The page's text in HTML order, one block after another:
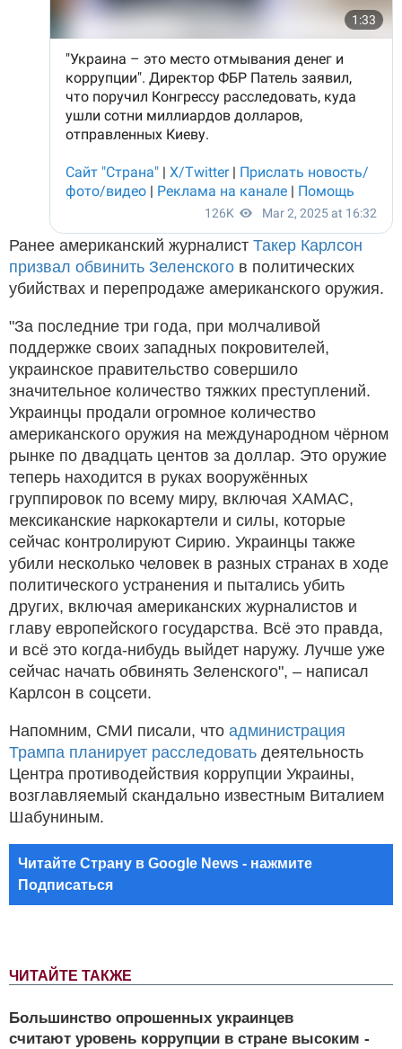
ЧИТАЙТЕ ТАКЖЕ
Большинство опрошенных украинцев
считают уровень коррупции в стране высоким -
Ранее американский журналист Такер Карлсон
призвал обвинить Зеленского в политических
убийствах и перепродаже американского оружия.
"За последние три года, при молчаливой
поддержке своих западных покровителей,
украинское правительство совершило
значительное количество тяжких преступлений.
Украинцы продали огромное количество
американского оружия на международном чёрном
рынке по двадцать центов за доллар. Это оружие
теперь находится в руках вооружённых
группировок по всему миру, включая ХАМАС,
мексиканские наркокартели и силы, которые
сейчас контролируют Сирию. Украинцы также
убили несколько человек в разных странах в ходе
политического устранения и пытались убить
других, включая американских журналистов и
главу европейского государства. Всё это правда,
и всё это когда-нибудь выйдет наружу. Лучше уже
сейчас начать обвинять Зеленского", – написал
Карлсон в соцсети.
Напомним, СМИ писали, что администрация
Трампа планирует расследовать деятельность
Центра противодействия коррупции Украины,
возглавляемый скандально известным Виталием
Шабуниным.
Читайте Страну в Google News - нажмите
Подписаться